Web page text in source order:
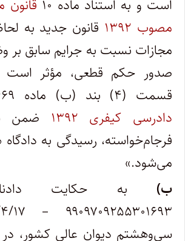
است و به استناد ماده ۱۰
قانون
مصوب ۱۳۹۲
قانون جدید به
مجازات نسبت به جرایم سابق بر
صدور حکم قطعی، مؤثر است
قسمت (۴) بند (ب) ماده ۴۶۹
دادرسی کیفری ۱۳۹۲
ضمن
فرجام‌خواسته، رسیدگی به
می‌شود.»
ب) به حکایت
سی‌وهشتم دیوان عالی کشور،